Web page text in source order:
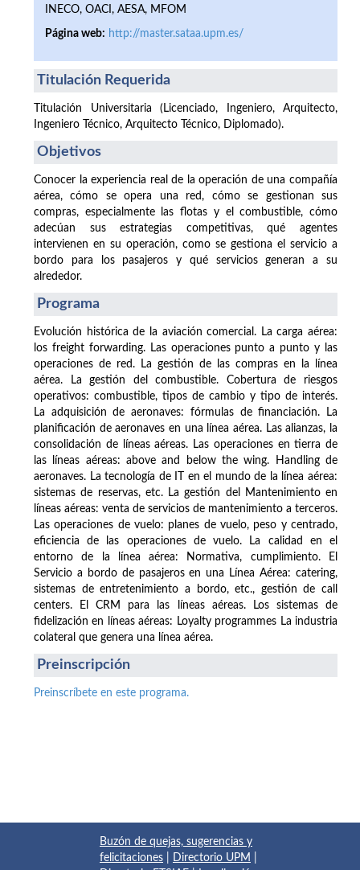
INECO, OACI, AESA, MFOM
Página web: http://master.sataa.upm.es/
Titulación Requerida
Titulación Universitaria (Licenciado, Ingeniero, Arquitecto,
Ingeniero Técnico, Arquitecto Técnico, Diplomado).
Objetivos
Conocer la experiencia real de la operación de una compañía
aérea, cómo se opera una red, cómo se gestionan sus
compras, especialmente las flotas y el combustible, cómo
adecúan sus estrategias competitivas, qué agentes
intervienen en su operación, como se gestiona el servicio a
bordo para los pasajeros y qué servicios generan a su
alrededor.
Programa
Evolución histórica de la aviación comercial. La carga aérea:
los freight forwarding. Las operaciones punto a punto y las
operaciones de red. La gestión de las compras en la línea
aérea. La gestión del combustible. Cobertura de riesgos
operativos: combustible, tipos de cambio y tipo de interés.
La adquisición de aeronaves: fórmulas de financiación. La
planificación de aeronaves en una línea aérea. Las alianzas, la
consolidación de líneas aéreas. Las operaciones en tierra de
las líneas aéreas: above and below the wing. Handling de
aeronaves. La tecnología de IT en el mundo de la línea aérea:
sistemas de reservas, etc. La gestión del Mantenimiento en
líneas aéreas: venta de servicios de mantenimiento a terceros.
Las operaciones de vuelo: planes de vuelo, peso y centrado,
eficiencia de las operaciones de vuelo. La calidad en el
entorno de la línea aérea: Normativa, cumplimiento. El
Servicio a bordo de pasajeros en una Línea Aérea: catering,
sistemas de entretenimiento a bordo, etc., gestión de call
centers. El CRM para las líneas aéreas. Los sistemas de
fidelización en líneas aéreas: Loyalty programmes La industria
colateral que genera una línea aérea.
Preinscripción
Preinscríbete en este programa.
Buzón de quejas, sugerencias y
felicitaciones
Directorio UPM